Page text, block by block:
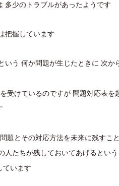
多少のトラブルがあったようです
把握しています
いう 何か問題が生じたときに 次か
受けているのですが 問題対応表を
題とその対応方法を未来に残すこ
人たちが残しておいてあげるとい
ています